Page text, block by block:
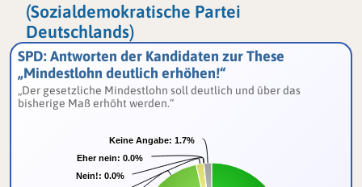
(Sozialdemokratische Partei
Deutschlands)
Eher nein: 0.0%
Eher nein: 0.0%
Nein!: 0.0%
Nein!: 0.0%
Keine Angabe: 1.7%
Keine Angabe: 1.7%
SPD: Antworten der Kandidaten zur These
„Mindestlohn deutlich erhöhen!“
„Der gesetzliche Mindestlohn soll deutlich und über das
bisherige Maß erhöht werden.“